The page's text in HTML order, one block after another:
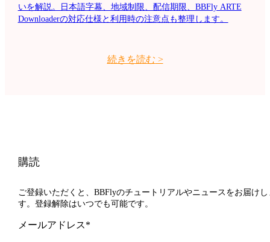
いを解説。日本語字幕、地域制限、配信期限、BBFly ARTE
Downloaderの対応仕様と利用時の注意点も整理します。
続きを読む >
購読
ご登録いただくと、BBFlyのチュートリアルやニュースをお届けし
す。登録解除はいつでも可能です。
メールアドレス*